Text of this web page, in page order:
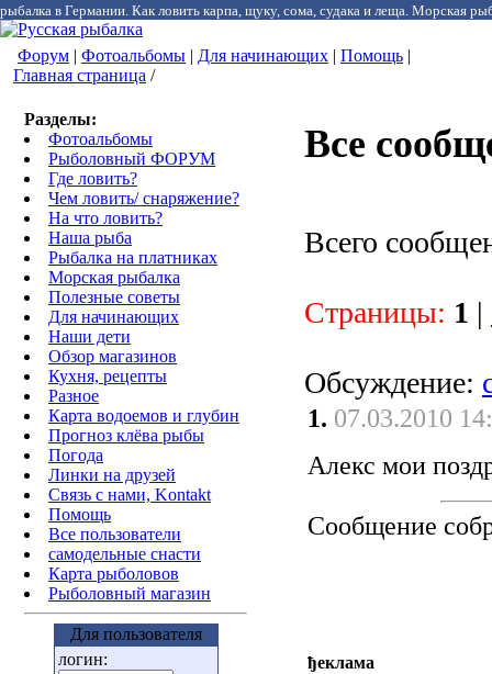
рыбалка в Германии. Как ловить карпа, щуку, сома, судака и леща. Морская
Форум | Фотоальбомы | Для начинающих | Помощь |
Главная страница /
Разделы:
Фотоальбомы
Рыболовный ФОРУМ
Где ловить?
Чем ловить/ снаряжение?
На что ловить?
Наша рыба
Рыбалка на платниках
Морская рыбалка
Полезные советы
Для начинающих
Наши дети
Обзор магазинов
Кухня, рецепты
Разное
Карта водоемов и глубин
Прогноз клёва рыбы
Погода
Линки на друзей
Связь с нами, Kontakt
Помощь
Все пользователи
самодельные снасти
Карта рыболовов
Рыболовный магазин
Для пользователя
логин:
Все
Всего
Страницы: 1 |
Обсуждение:
1. 07.03.2010
Алекс мои
Сообщение
ђеклама